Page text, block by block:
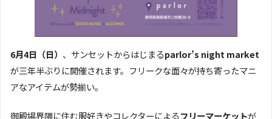
6月4日（日） 、サンセットからはじまるparlor’s night market
が三年半ぶりに開催されます。フリークな面々が持ち寄ったマニ
アなアイテムが勢揃い。
御殿場界隈に住む服好きやコレクターによるフリーマーケットが